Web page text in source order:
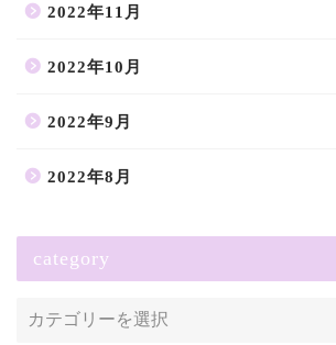
2022年11月
2022年10月
2022年9月
2022年8月
category